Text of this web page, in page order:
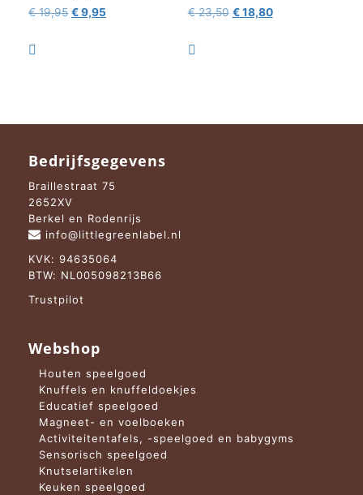
€19,95 Oorspronkelijke
€9,95Huidige

€23,50 Oorspronkelijke
€18,80Huidige

Bedrijfsgegevens
Braillestraat 75
2652XV
Berkel en Rodenrijs
info@littlegreenlabel.nl
KVK: 94635064
BTW: NL005098213B66
Trustpilot
Webshop
Houten speelgoed
Knuffels en knuffeldoekjes
Educatief speelgoed
Magneet- en voelboeken
Activiteitentafels, -speelgoed en babygyms
Sensorisch speelgoed
Knutselartikelen
Keuken speelgoed